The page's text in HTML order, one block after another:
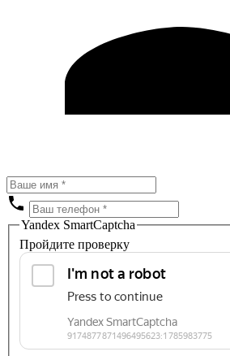
Yandex SmartCaptcha
Пройдите проверку